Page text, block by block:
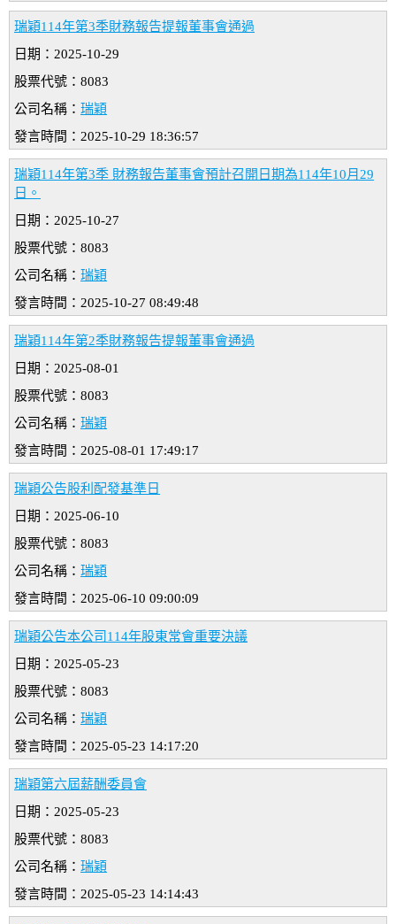
瑞穎114年第3季財務報告提報董事會通過
日期：2025-10-29
股票代號：8083
公司名稱： 瑞穎
發言時間：2025-10-29 18:36:57
瑞穎114年第3季 財務報告董事會預計召開日期為114年10月29
日。
日期：2025-10-27
股票代號：8083
公司名稱： 瑞穎
發言時間：2025-10-27 08:49:48
瑞穎114年第2季財務報告提報董事會通過
日期：2025-08-01
股票代號：8083
公司名稱： 瑞穎
發言時間：2025-08-01 17:49:17
瑞穎公告股利配發基準日
日期：2025-06-10
股票代號：8083
公司名稱： 瑞穎
發言時間：2025-06-10 09:00:09
瑞穎公告本公司114年股東常會重要決議
日期：2025-05-23
股票代號：8083
公司名稱： 瑞穎
發言時間：2025-05-23 14:17:20
瑞穎第六屆薪酬委員會
日期：2025-05-23
股票代號：8083
公司名稱： 瑞穎
發言時間：2025-05-23 14:14:43